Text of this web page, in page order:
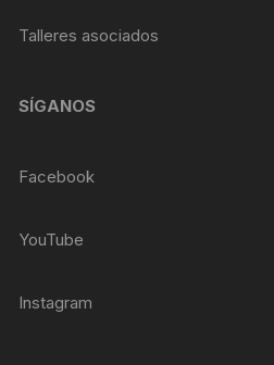
Talleres asociados
SÍGANOS
Facebook
YouTube
Instagram